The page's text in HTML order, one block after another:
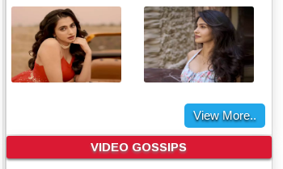
View More..
VIDEO GOSSIPS